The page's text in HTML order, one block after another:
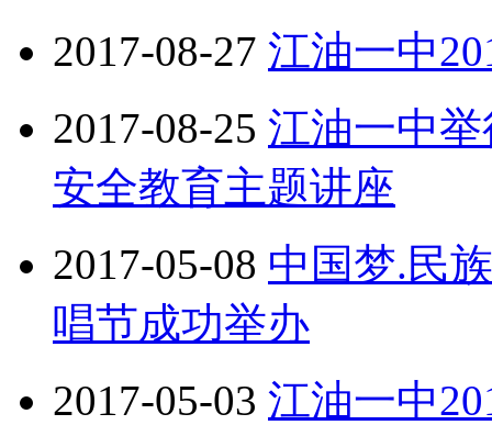
2017-08-27 江油一中
2017-08-25 江油一中
安全教育主题讲座
2017-05-08 中国梦.民
唱节成功举办
2017-05-03 江油一中